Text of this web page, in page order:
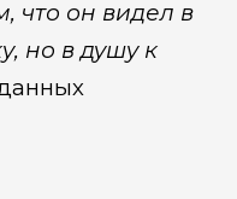
что он видел в
но в душу к